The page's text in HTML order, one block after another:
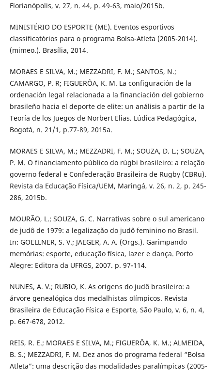
Florianópolis, v. 27, n. 44, p. 49-63, maio/2015b.
MINISTÉRIO DO ESPORTE (ME). Eventos esportivos
classificatórios para o programa Bolsa-Atleta (2005-2014).
(mimeo.). Brasília, 2014.
MORAES E SILVA, M.; MEZZADRI, F. M.; SANTOS, N.;
CAMARGO, P. R; FIGUERÔA, K. M. La configuración de la
ordenación legal relacionada a la financiación del gobierno
brasileño hacia el deporte de elite: un análisis a partir de la
Teoría de los Juegos de Norbert Elias. Lúdica Pedagógica,
Bogotá, n. 21/1, p.77-89, 2015a.
MORAES E SILVA, M.; MEZZADRI, F. M.; SOUZA, D. L.; SOUZA,
P. M. O financiamento público do rúgbi brasileiro: a relação
governo federal e Confederação Brasileira de Rugby (CBRu).
Revista da Educação Física/UEM, Maringá, v. 26, n. 2, p. 245-
286, 2015b.
MOURÃO, L.; SOUZA, G. C. Narrativas sobre o sul americano
de judô de 1979: a legalização do judô feminino no Brasil.
In: GOELLNER, S. V.; JAEGER, A. A. (Orgs.). Garimpando
memórias: esporte, educação física, lazer e dança. Porto
Alegre: Editora da UFRGS, 2007. p. 97-114.
NUNES, A. V.; RUBIO, K. As origens do judô brasileiro: a
árvore genealógica dos medalhistas olímpicos. Revista
Brasileira de Educação Física e Esporte, São Paulo, v. 6, n. 4,
p. 667-678, 2012.
REIS, R. E.; MORAES E SILVA, M.; FIGUERÔA, K. M.; ALMEIDA,
B. S.; MEZZADRI, F. M. Dez anos do programa federal “Bolsa
Atleta”: uma descrição das modalidades paralímpicas (2005-